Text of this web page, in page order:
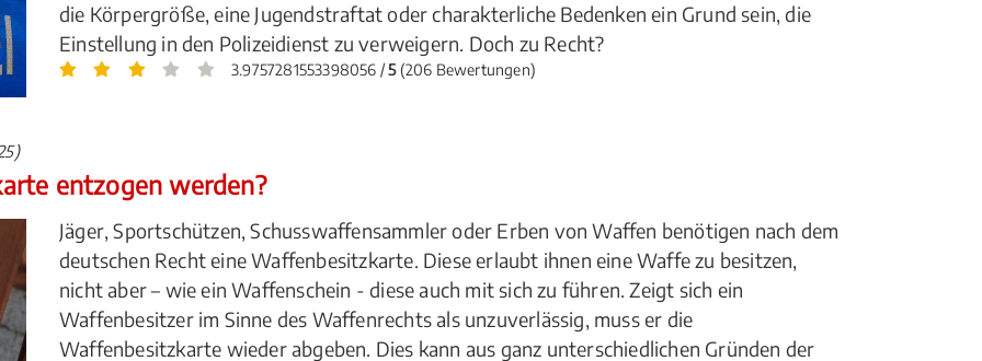
die Körpergröße, eine Jugendstraftat oder charakterliche Bedenken ein Grund sein, die
Einstellung in den Polizeidienst zu verweigern. Doch zu Recht?
3.9757281553398056 /5(206 Bewertungen)
entzogen werden?
Jäger, Sportschützen, Schusswaffensammler oder Erben von Waffen benötigen nach dem
deutschen Recht eine Waffenbesitzkarte. Diese erlaubt ihnen eine Waffe zu besitzen,
nicht aber – wie ein Waffenschein - diese auch mit sich zu führen. Zeigt sich ein
Waffenbesitzer im Sinne des Waffenrechts als unzuverlässig, muss er die
Waffenbesitzkarte wieder abgeben. Dies kann aus ganz unterschiedlichen Gründen der